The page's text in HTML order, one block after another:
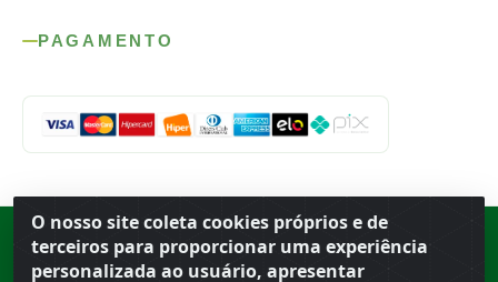
O nosso site coleta cookies próprios e de
terceiros para proporcionar uma experiência
personalizada ao usuário, apresentar
PAGAMENTO
Rod. SP-215, s/n, km 98 — Área Rural Porto Ferreira ·BR
· CEP
· CNPJ 56.679.863/0001-91
© 2026 Atacado Ideal